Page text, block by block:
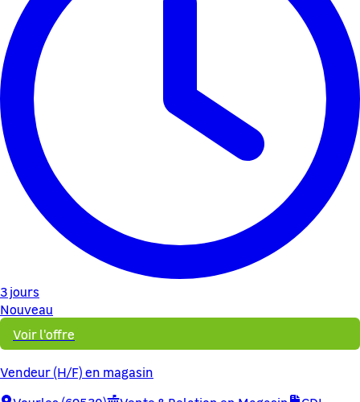
3 jours
Nouveau
Voir l'offre
Vendeur (H/F) en magasin